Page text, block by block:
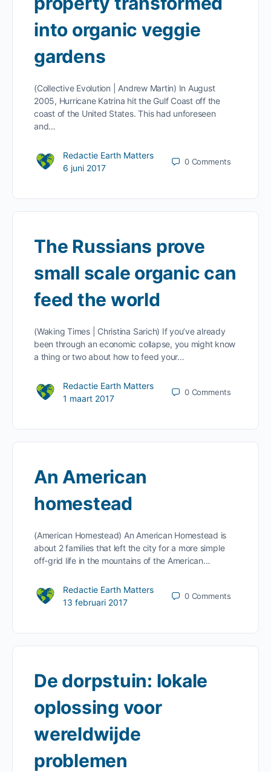
into organic veggie
gardens
(Collective Evolution | Andrew Martin) In August
2005, Hurricane Katrina hit the Gulf Coast off the
coast of the United States. This had unforeseen
and…
Redactie Earth Matters
6 juni 2017
0 Comments
The Russians prove
small scale organic can
feed the world
(Waking Times | Christina Sarich) If you’ve already
been through an economic collapse, you might know
a thing or two about how to feed your…
Redactie Earth Matters
1 maart 2017
0 Comments
An American
homestead
(American Homestead) An American Homestead is
about 2 families that left the city for a more simple
off-grid life in the mountains of the American…
Redactie Earth Matters
13 februari 2017
0 Comments
De dorpstuin: lokale
oplossing voor
wereldwijde
problemen